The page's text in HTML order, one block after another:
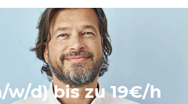
d) bis zu 19€/h